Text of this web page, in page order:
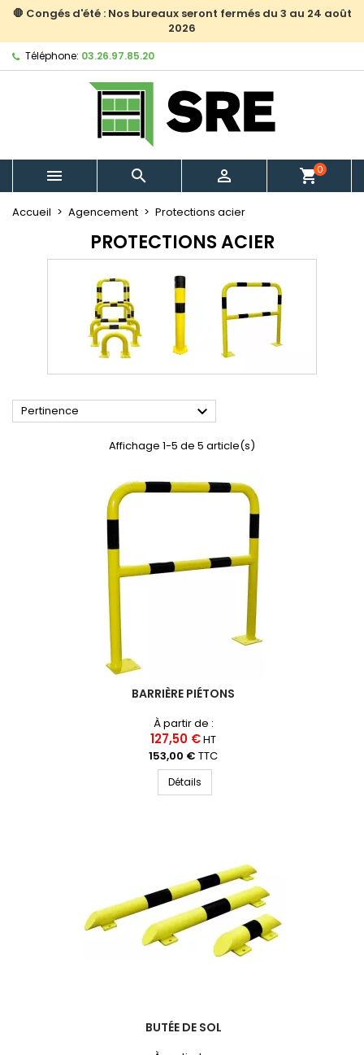
🛑 Congés d'été : Nos bureaux seront fermés du 3 au 24 août
2026
Téléphone: 03.26.97.85.20
   shopping_cart0
Accueil Agencement Protections acier
PROTECTIONS ACIER
Pertinence 
Affichage 1-5 de 5 article(s)
BARRIÈRE PIÉTONS
À partir de :
127,50 €HT
153,00 € TTC
Détails
BUTÉE DE SOL